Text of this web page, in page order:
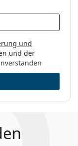
und
und der